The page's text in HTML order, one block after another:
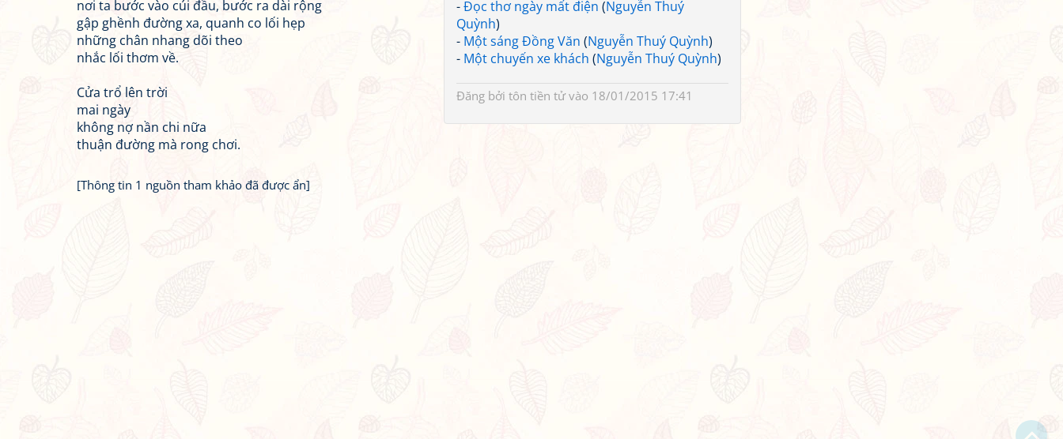
-Đọc thơ ngày mất điện (Nguyễn Thuý
Quỳnh)
- Một sáng Đồng Văn (Nguyễn Thuý Quỳnh)
- Một chuyến xe khách (Nguyễn Thuý Quỳnh)
Đăng bởi tôn tiền tửvào 18/01/2015 17:41
nơi ta bước vào cúi đầu, bước ra dài rộng
gập ghềnh đường xa, quanh co lối hẹp
những chân nhang dõi theo
nhắc lối thơm về.
Cửa trổ lên trời
mai ngày
không nợ nần chi nữa
thuận đường mà rong chơi.
[Thông tin 1 nguồn tham khảo đã được ẩn]